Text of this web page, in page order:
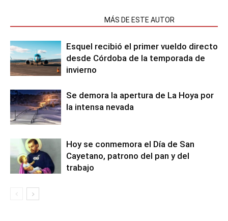
MÁS DE ESTE AUTOR
Esquel recibió el primer vueldo directo
desde Córdoba de la temporada de
invierno
Se demora la apertura de La Hoya por
la intensa nevada
Hoy se conmemora el Día de San
Cayetano, patrono del pan y del
trabajo